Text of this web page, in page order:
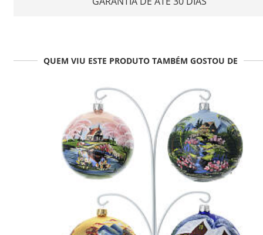
QUEM VIU ESTE PRODUTO TAMBÉM GOSTOU DE